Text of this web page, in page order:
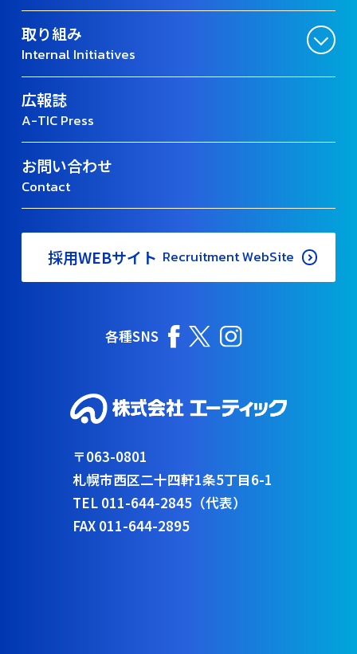
取り組み
Internal Initiatives
広報誌
A-TIC Press
お問い合わせ
Contact
採用WEBサイト Recruitment WebSite
各種SNS
〒063-0801
札幌市西区二十四軒1条5丁目6-1
TEL 011-644-2845（代表）
FAX 011-644-2895